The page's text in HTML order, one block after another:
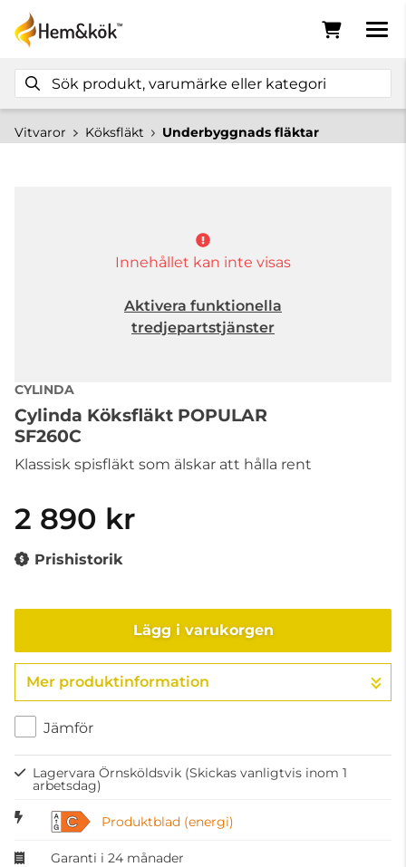
Vitvaror Köksfläkt Underbyggnads fläktar
Innehållet kan inte visas
Aktivera funktionella
tredjepartstjänster
CYLINDA
Cylinda Köksfläkt POPULAR
SF260C
Klassisk spisfläkt som älskar att hålla rent
2 890 kr
Prishistorik
Lägg i varukorgen
Gå till kassan
Mer produktinformation
Jämför
Lagervara Örnsköldsvik (Skickas vanligtvis inom 1
arbetsdag)
C Produktblad (energi)
Garanti i 24 månader